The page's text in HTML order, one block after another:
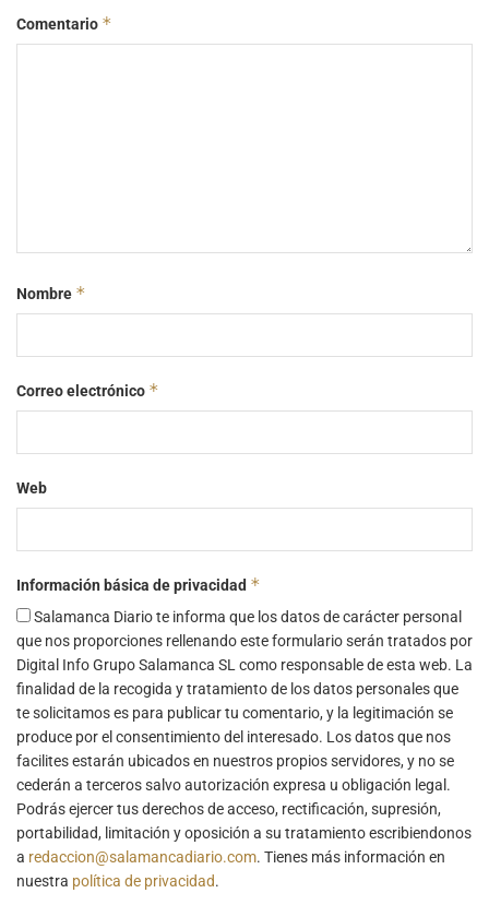
Comentario *
Nombre *
Correo electrónico *
Web
Información básica de privacidad *
Salamanca Diario te informa que los datos de carácter personal
que nos proporciones rellenando este formulario serán tratados por
Digital Info Grupo Salamanca SL como responsable de esta web. La
finalidad de la recogida y tratamiento de los datos personales que
te solicitamos es para publicar tu comentario, y la legitimación se
produce por el consentimiento del interesado. Los datos que nos
facilites estarán ubicados en nuestros propios servidores, y no se
cederán a terceros salvo autorización expresa u obligación legal.
Podrás ejercer tus derechos de acceso, rectificación, supresión,
portabilidad, limitación y oposición a su tratamiento escribiendonos
a redaccion@salamancadiario.com. Tienes más información en
nuestra política de privacidad.